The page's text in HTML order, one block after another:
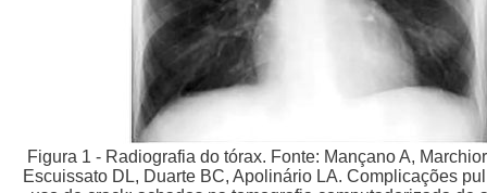
Figura 1 - Radiografia do tórax. Fonte: Mançano A,
Escuissato DL, Duarte BC, Apolinário LA. Complicações